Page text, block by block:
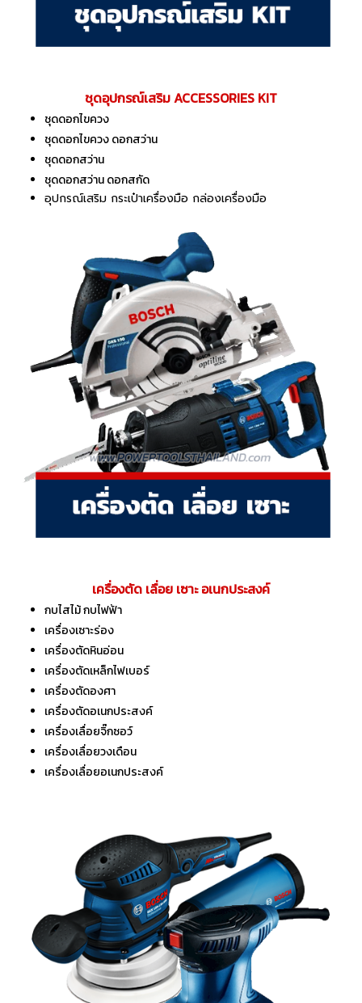
ชุดอุปกรณ์เสริม ACCESSORIES KIT
ชุดดอกไขควง
ชุดดอกไขควง ดอกสว่าน
ชุดดอกสว่าน
ชุดดอกสว่าน ดอกสกัด
อุปกรณ์เสริม กระเป๋าเครื่องมือ กล่องเครื่องมือ
เครื่องตัด เลื่อย เซาะ อเนกประสงค์
กบไสไม้ กบไฟฟ้า
เครื่องเซาะร่อง
เครื่องตัดหินอ่อน
เครื่องตัดเหล็กไฟเบอร์
เครื่องตัดองศา
เครื่องตัดอเนกประสงค์
เครื่องเลื่อยจิ๊กซอว์
เครื่องเลื่อยวงเดือน
เครื่องเลื่อยอเนกประสงค์